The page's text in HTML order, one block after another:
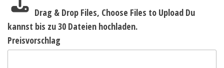
Drag & Drop Files, Choose Files to Upload Du
kannst bis zu 30 Dateien hochladen.
Preisvorschlag